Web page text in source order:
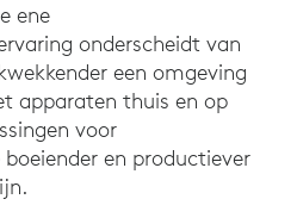
ene
onderscheidt van
een omgeving
apparaten thuis en op
voor
en productiever